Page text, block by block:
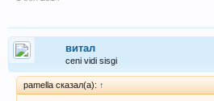
витал
ceni vidi sisgi
pamella сказал(а): ↑